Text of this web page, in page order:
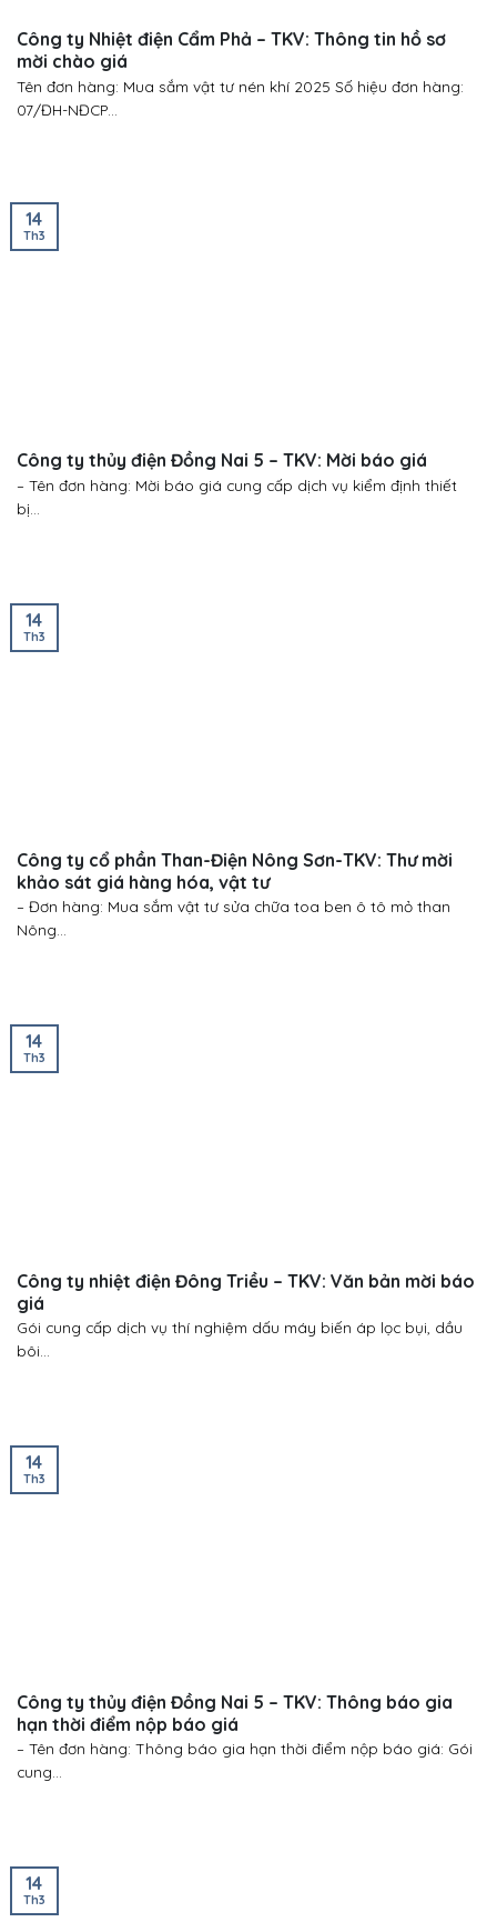
Công ty Nhiệt điện Cẩm Phả – TKV: Thông tin hồ sơ
mời chào giá
Tên đơn hàng: Mua sắm vật tư nén khí 2025 Số hiệu đơn hàng:
07/ĐH-NĐCP...
Công ty thủy điện Đồng Nai 5 – TKV: Mời báo giá
– Tên đơn hàng: Mời báo giá cung cấp dịch vụ kiểm định thiết
bị...
14
Th3
Công ty cổ phần Than-Điện Nông Sơn-TKV: Thư mời
khảo sát giá hàng hóa, vật tư
– Đơn hàng: Mua sắm vật tư sửa chữa toa ben ô tô mỏ than
Nông...
14
Th3
Công ty nhiệt điện Đông Triều – TKV: Văn bản mời báo
giá
Gói cung cấp dịch vụ thí nghiệm dấu máy biến áp lọc bụi, dầu
bôi...
14
Th3
Công ty thủy điện Đồng Nai 5 – TKV: Thông báo gia
hạn thời điểm nộp báo giá
– Tên đơn hàng: Thông báo gia hạn thời điểm nộp báo giá: Gói
cung...
14
Th3
14
Th3